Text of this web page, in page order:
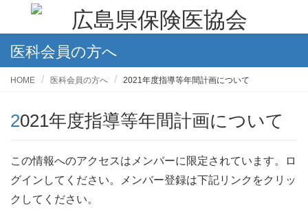
医科会員の方へ
HOME 医科会員の方へ 2021年度指導等年間計画について
2021年度指導等年間計画について
この情報へのアクセスはメンバーに限定されています。ロ
グインしてください。メンバー登録は下記リンクをクリッ
クしてください。